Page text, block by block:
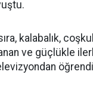
sıra, kalabalık,
ve güçlükle